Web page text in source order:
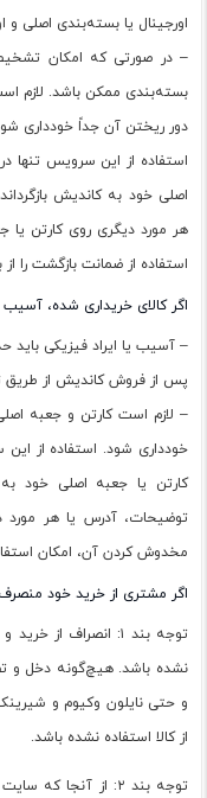
اورجینال یا بسته‌بندی اصلی
– در صورتی که امکان
بسته‌بندی ممکن باشد. لازم
دور ریختن آن جداً خودداری
استفاده از این سرویس تنها
اصلی خود به کاندیش
هر مورد دیگری روی کارتن یا
استفاده از ضمانت بازگشت را
اگر کالای خریداری شده،
پس از فروش کاندیش از طریق
– لازم است کارتن و جعبه
خودداری شود. استفاده از
کارتن یا جعبه اصلی خود
توضیحات، آدرس یا هر مورد
مخدوش کردن آن، امکان
اگر مشتری از خرید خود
توجه بند ۱: انصراف
نشده باشد. هیچ‌گونه دخل و
و حتی نایلون وکیوم و
از کالا استفاده نشده باشد.
توجه بند ۲: از